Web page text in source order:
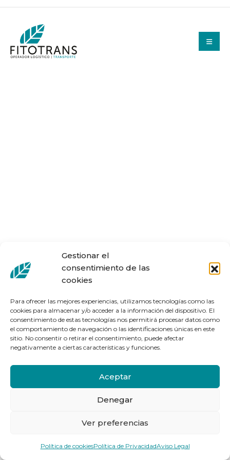
Gestionar el
consentimiento de las
cookies
Para ofrecer las mejores experiencias, utilizamos tecnologías como las
cookies para almacenar y/o acceder a la información del dispositivo. El
consentimiento de estas tecnologías nos permitirá procesar datos como
el comportamiento de navegación o las identificaciones únicas en este
sitio. No consentir o retirar el consentimiento, puede afectar
negativamente a ciertas características y funciones.
Aceptar
Denegar
Ver preferencias
Política de cookiesPolítica de PrivacidadAviso Legal